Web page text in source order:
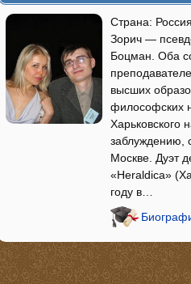
Страна:
Зорич —
Боцман. Оба
высших
философских
Харьковского
заблуждению,
Москве. Дуэт
«Heraldica»
году в…